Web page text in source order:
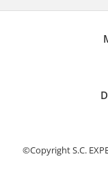
©Copyright S.C.